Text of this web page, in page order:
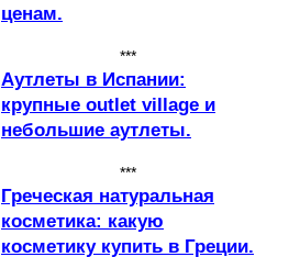
ценам.
***
Аутлеты в Испании:
крупные outlet village и
небольшие аутлеты.
***
Греческая натуральная
косметика: какую
косметику купить в Греции.